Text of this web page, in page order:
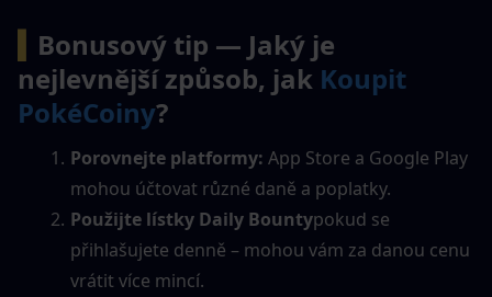
Bonusový tip — Jaký je
nejlevnější způsob, jak Koupit
PokéCoiny?
Porovnejte platformy: App Store a Google Play
mohou účtovat různé daně a poplatky.
Použijte lístky Daily Bountypokud se
přihlašujete denně – mohou vám za danou cenu
vrátit více mincí.